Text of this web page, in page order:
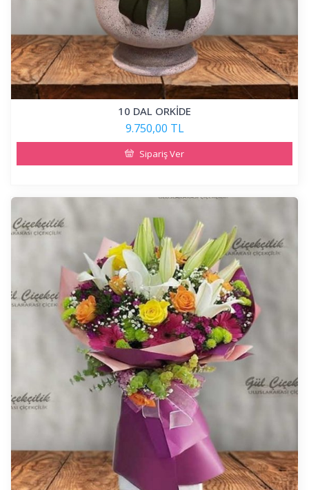
10 DAL ORKİDE
9.750,00 TL
Sipariş Ver